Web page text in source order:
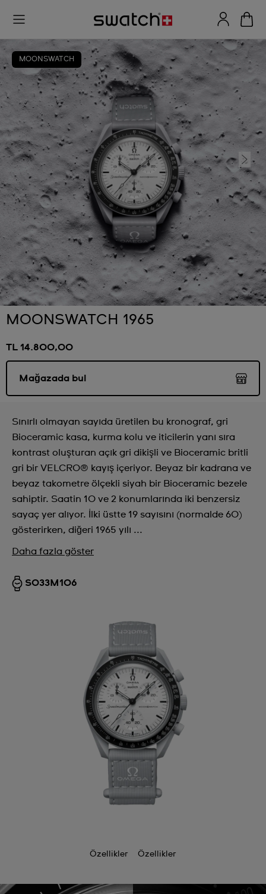
MOONSWATCH
MOONSWATCH 1965
TL 14.800,00
Mağazada bul
Sınırlı olmayan sayıda üretilen bu kronograf, gri
Bioceramic kasa, kurma kolu ve iticilerin yanı sıra
kontrast oluşturan açık gri dikişli ve Bioceramic britli
gri bir VELCRO® kayış içeriyor. Beyaz bir kadrana ve
beyaz takometre ölçekli siyah bir Bioceramic bezele
sahiptir. Saatin 10 ve 2 konumlarında iki benzersiz
sayaç yer alıyor. İlki üstte 19 sayısını (normalde 60)
gösterirken, diğeri 1965 yılı ...
Daha fazla göster
SO33M106
Özellikler Özellikler